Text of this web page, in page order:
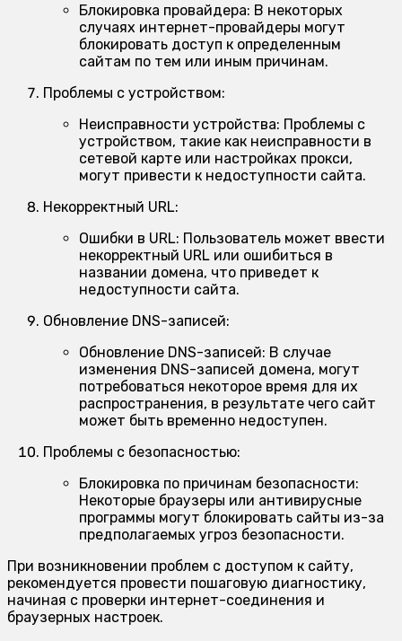
Блокировка провайдера: В некоторых
случаях интернет-провайдеры могут
блокировать доступ к определенным
сайтам по тем или иным причинам.
Проблемы с устройством:
Неисправности устройства: Проблемы с
устройством, такие как неисправности в
сетевой карте или настройках прокси,
могут привести к недоступности сайта.
Некорректный URL:
Ошибки в URL: Пользователь может ввести
некорректный URL или ошибиться в
названии домена, что приведет к
недоступности сайта.
Обновление DNS-записей:
Обновление DNS-записей: В случае
изменения DNS-записей домена, могут
потребоваться некоторое время для их
распространения, в результате чего сайт
может быть временно недоступен.
Проблемы с безопасностью:
Блокировка по причинам безопасности:
Некоторые браузеры или антивирусные
программы могут блокировать сайты из-за
предполагаемых угроз безопасности.
При возникновении проблем с доступом к сайту,
рекомендуется провести пошаговую диагностику,
начиная с проверки интернет-соединения и
браузерных настроек.